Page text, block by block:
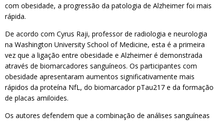
com obesidade, a progressão da patologia de Alzheimer foi mais
rápida.
De acordo com Cyrus Raji, professor de radiologia e neurologia
na Washington University School of Medicine, esta é a primeira
vez que a ligação entre obesidade e Alzheimer é demonstrada
através de biomarcadores sanguíneos. Os participantes com
obesidade apresentaram aumentos significativamente mais
rápidos da proteína NfL, do biomarcador pTau217 e da formação
de placas amiloides.
Os autores defendem que a combinação de análises sanguíneas